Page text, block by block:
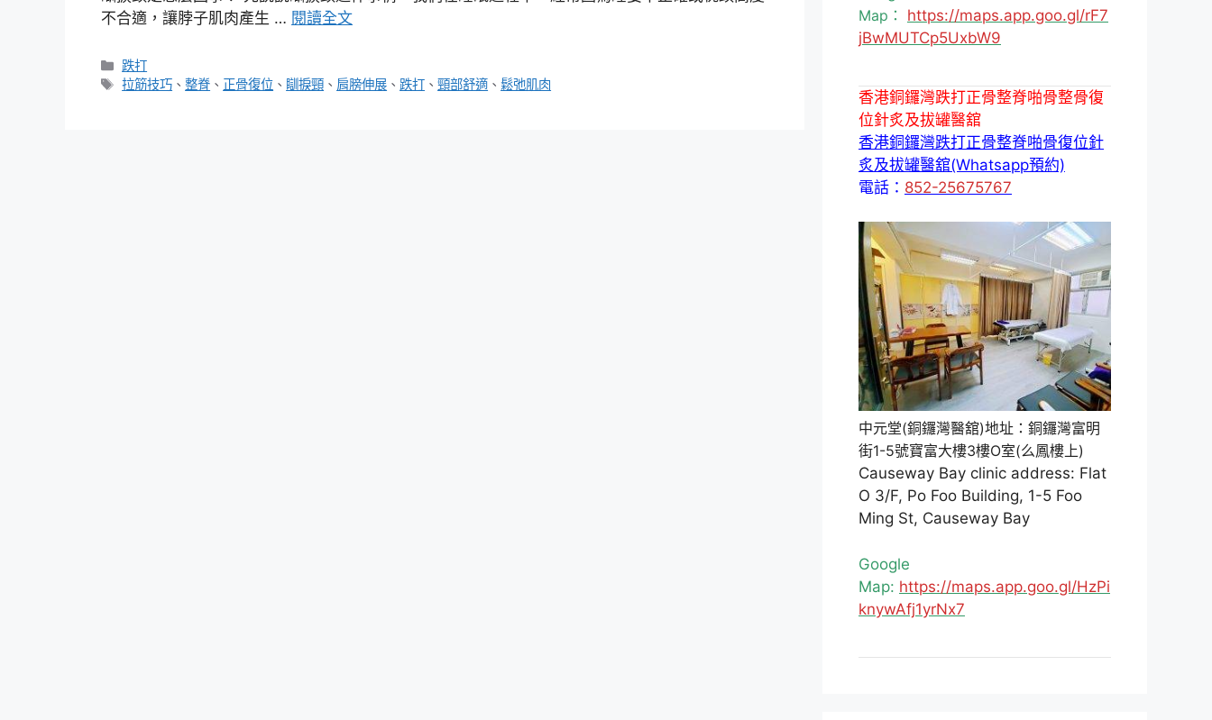
不合適，讓脖子肌肉產生 … 閱讀全文
分
類
跌打
標
拉筋技巧 、整脊 、 正骨復位 、 瞓捩頸 、 肩膀伸展 、 跌打 、頸部舒適 、鬆弛肌肉
Map： https://maps.app.goo.gl/rF7
jBwMUTCp5UxbW9
香港銅鑼灣跌打正骨整脊啪骨整骨復
位針炙及拔罐醫舘
香港銅鑼灣跌打正骨整脊啪骨復位針
炙及拔罐醫舘(Whatsapp預約)
電話： 852-25675767
中元堂(銅鑼灣醫舘)地址：銅鑼灣富明
街1-5號寶富大樓3樓O室(么鳳樓上)
Causeway Bay clinic address: Flat
O 3/F, Po Foo Building, 1-5 Foo
Ming St, Causeway Bay
Google
Map: https://maps.app.goo.gl/HzPi
knywAfj1yrNx7